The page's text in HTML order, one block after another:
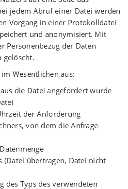
jedem Abruf einer Datei werden
Vorgang in einer Protokolldatei
und anonymisiert. Mit
Personenbezug der Daten
gelöscht.
Wesentlichen aus:
die Datei angefordert wurde
der Anforderung
von dem die Anfrage
(Datei übertragen, Datei nicht
des Typs des verwendeten